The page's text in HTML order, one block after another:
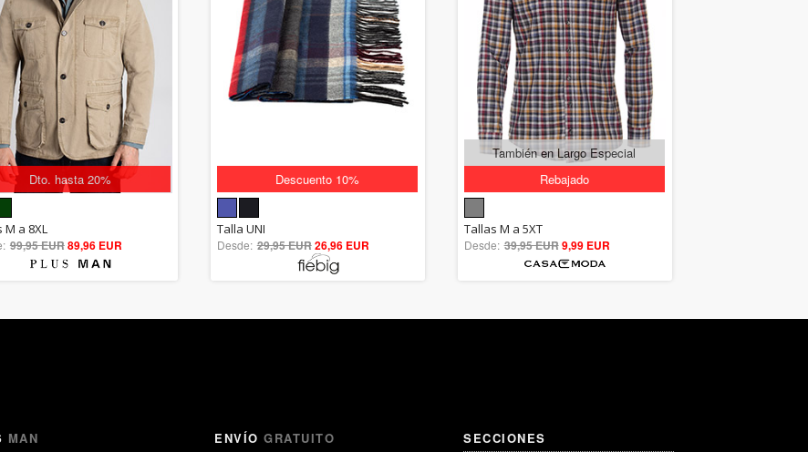
Dto. hasta 20%
5.00
out of 5
M a 8XL
99,95 EUR89,96 EUR
Descuento 10%
out of 5
Talla UNI
Desde: 29,95 EUR26,96 EUR
Rebajado
También en Largo Especial
5.00
out of 5
Tallas M a 5XT
Desde: 39,95 EUR9,99 EUR
MAN ENVÍO GRATUITO SECCIONES